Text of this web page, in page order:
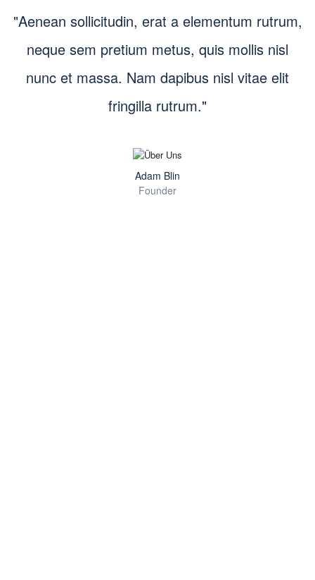
"Aenean sollicitudin, erat a elementum rutrum,
neque sem pretium metus, quis mollis nisl
nunc et massa. Nam dapibus nisl vitae elit
fringilla rutrum."
Adam Blin
Founder